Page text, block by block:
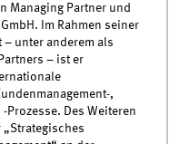
Managing Partner und
Im Rahmen seiner
unter anderem als
– ist er
,
Prozesse. Des Weiteren